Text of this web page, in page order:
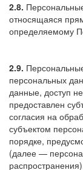
2.8.
относящаяся
определяемому
2.9.
персональных
данные, доступ
предоставлен
согласия на
субъектом
порядке,
(далее —